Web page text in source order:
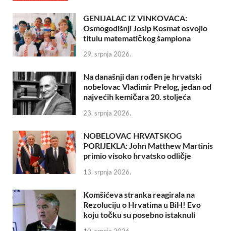
GENIJALAC IZ VINKOVACA:
Osmogodišnji Josip Kosmat osvojio
titulu matematičkog šampiona
29. srpnja 2026.
Na današnji dan rođen je hrvatski
nobelovac Vladimir Prelog, jedan od
najvećih kemičara 20. stoljeća
23. srpnja 2026.
NOBELOVAC HRVATSKOG
PORIJEKLA: John Matthew Martinis
primio visoko hrvatsko odličje
13. srpnja 2026.
Komšićeva stranka reagirala na
Rezoluciju o Hrvatima u BiH! Evo
koju točku su posebno istaknuli